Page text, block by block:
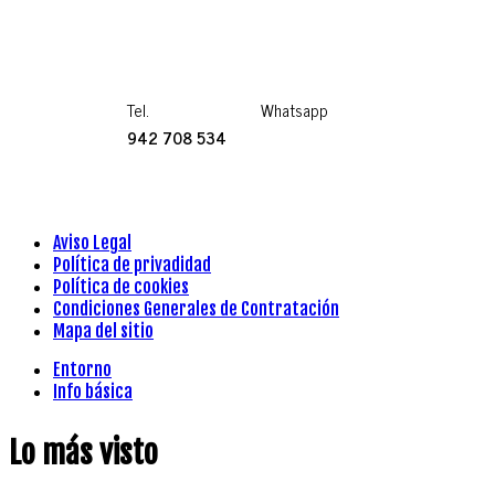
Tel.
942 708 534
Whatsapp
Aviso Legal
Política de privadidad
Política de cookies
Condiciones Generales de Contratación
Mapa del sitio
Entorno
Info básica
Lo más visto